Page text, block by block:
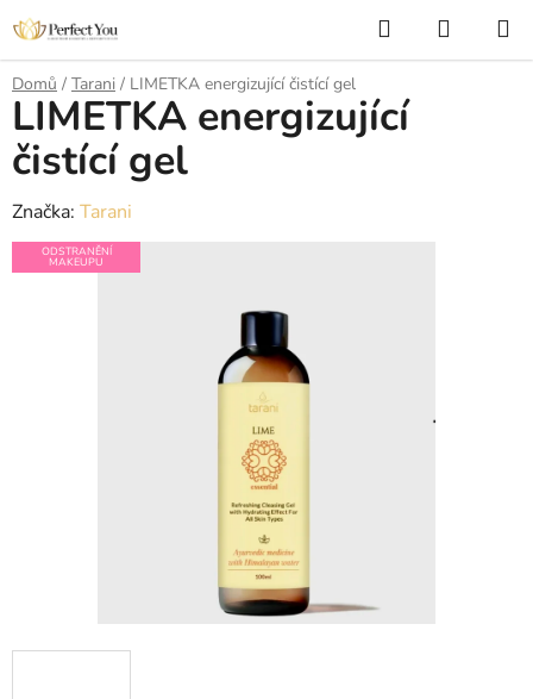
Přejít
na
obsah
Hledat
KOŠÍK
Domů / Tarani / LIMETKA energizující čistící gel
LIMETKA energizující
čistící gel
Značka: Tarani
ODSTRANĚNÍ
MAKEUPU